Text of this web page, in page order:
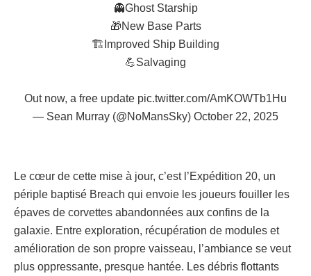
👻Ghost Starship
🎁New Base Parts
🏗️Improved Ship Building
💪Salvaging
Out now, a free update pic.twitter.com/AmKOWTb1Hu
— Sean Murray (@NoMansSky) October 22, 2025
Le cœur de cette mise à jour, c’est l’Expédition 20, un
périple baptisé Breach qui envoie les joueurs fouiller les
épaves de corvettes abandonnées aux confins de la
galaxie. Entre exploration, récupération de modules et
amélioration de son propre vaisseau, l’ambiance se veut
plus oppressante, presque hantée. Les débris flottants